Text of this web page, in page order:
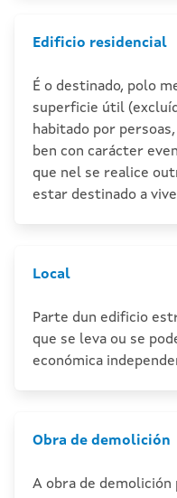
Edificio residencial
É o destinado, polo
superficie útil
habitado por
ben con carácter
que nel se realice
estar destinado a
Local
Parte dun edificio
que se leva ou se
económica
Obra de demolición
A obra de